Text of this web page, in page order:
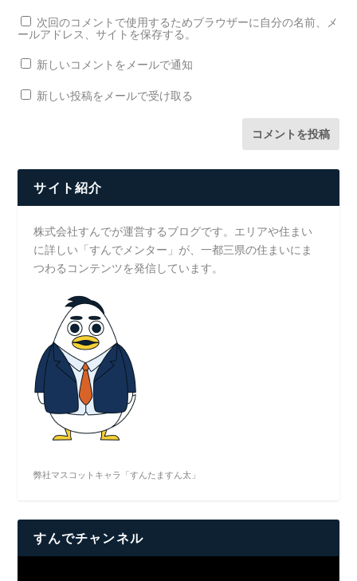
次回のコメントで使用するためブラウザーに自分の名前、メ
ールアドレス、サイトを保存する。
新しいコメントをメールで通知
新しい投稿をメールで受け取る
サイト紹介
株式会社すんでが運営するブログです。エリアや住まい
に詳しい「すんでメンター」が、一都三県の住まいにま
つわるコンテンツを発信しています。
弊社マスコットキャラ「すんたますん太」
すんでチャンネル